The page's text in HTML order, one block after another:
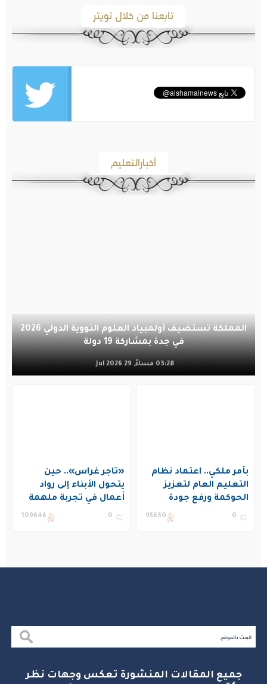
تابعنا من خلال تويتر
أخبارالتعليم
المملكة تستضيف أولمبياد العلوم النووية الدولي 2026
في جدة بمشاركة 19 دولة
03:28 مساءً, 29 Jul 2026
بأمر ملكي.. اعتماد نظام
التعليم العام لتعزيز
الحوكمة ورفع جودة
التعليم في المملكة
0
95630
«تاجر غراس».. حين
يتحول الأبناء إلى رواد
أعمال في تجربة ملهمة
بنادي غراس الصيفي
0
109646
جميع المقالات المنشورة تعكس وجهات نظر